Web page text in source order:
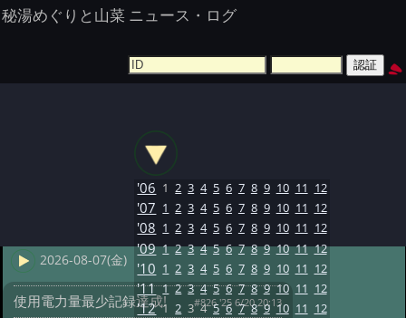
秘湯めぐりと山菜 ニュース・ログ
2026-08-07(金)
使用電力量最少記録達成! #826 '25 6/20 20:13
'06 1 2 3 4 5 6 7 8 9 10 11 12
'07 1 2 3 4 5 6 7 8 9 10 11 12
'08 1 2 3 4 5 6 7 8 9 10 11 12
'09 1 2 3 4 5 6 7 8 9 10 11 12
'10 1 2 3 4 5 6 7 8 9 10 11 12
'11 1 2 3 4 5 6 7 8 9 10 11 12
'12 1 2 3 4 5 6 7 8 9 10 11 12